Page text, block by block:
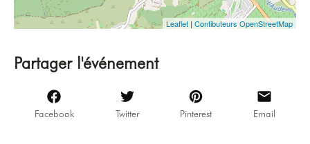
Leaflet | Contibuteurs OpenStreetMap
Partager l'événement
Facebook Twitter Pinterest Email